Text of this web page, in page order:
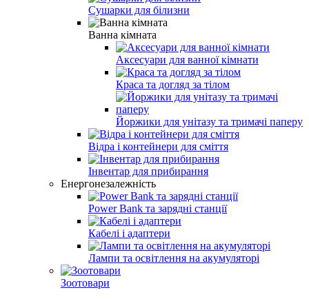
Сушарки для білизни
Ванна кімната
Аксесуари для ванної кімнати
Краса та догляд за тілом
Йоржики для унітазу та тримачі паперу
Відра і контейнери для сміття
Інвентар для прибирання
Енергонезалежність
Power Bank та зарядні станції
Кабелі і адаптери
Лампи та освітлення на акумуляторі
Зоотовари